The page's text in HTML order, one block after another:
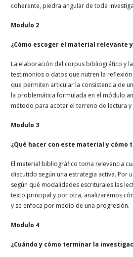
coherente, piedra angular de toda
Modulo 2
¿Cómo escoger el material relevante
La elaboración del corpus bibliográfico y
testimonios o datos que nutren la
que permiten articular la consistencia de
la problemática formulada en el módulo
método para acotar el terreno de lectura
Modulo 3
¿Qué hacer con este material y cómo
El material bibliográfico toma relevancia
discutido según una estrategia activa. Por
según qué modalidades escriturales las
texto principal y por otra, analizaremos
y se enfoca por medio de una progresión.
Modulo 4
¿Cuándo y cómo terminar la